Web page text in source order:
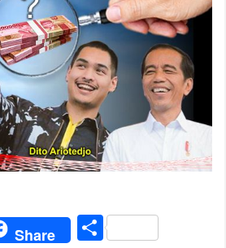
Share Share